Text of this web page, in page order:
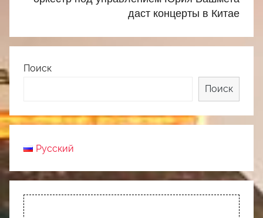
даст концерты в Китае
Поиск
Поиск
Русский